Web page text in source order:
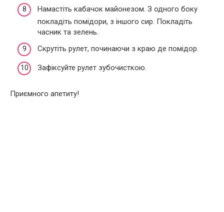
Намастіть кабачок майонезом. З одного боку
покладіть помідори, з іншого сир. Покладіть
часник та зелень.
Скрутіть рулет, починаючи з краю де помідор.
Зафіксуйте рулет зубочисткою.
Приємного апетиту!